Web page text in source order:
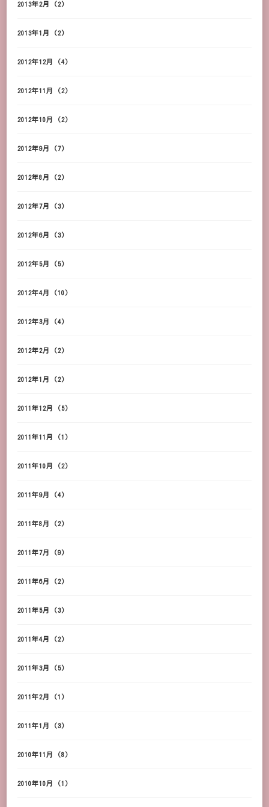
2013年2月 (2)
2013年1月 (2)
2012年12月 (4)
2012年11月 (2)
2012年10月 (2)
2012年9月 (7)
2012年8月 (2)
2012年7月 (3)
2012年6月 (3)
2012年5月 (5)
2012年4月 (10)
2012年3月 (4)
2012年2月 (2)
2012年1月 (2)
2011年12月 (5)
2011年11月 (1)
2011年10月 (2)
2011年9月 (4)
2011年8月 (2)
2011年7月 (9)
2011年6月 (2)
2011年5月 (3)
2011年4月 (2)
2011年3月 (5)
2011年2月 (1)
2011年1月 (3)
2010年11月 (8)
2010年10月 (1)